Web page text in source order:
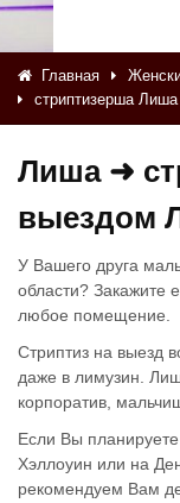
Главная
стриптизерша Лиша
Лиша ➜
выездом
У Вашего друга
области? Закажите
любое помещение.
Стриптиз на выезд
даже в лимузин.
корпоратив,
Если Вы
Хэллоуин или на
рекомендуем Вам